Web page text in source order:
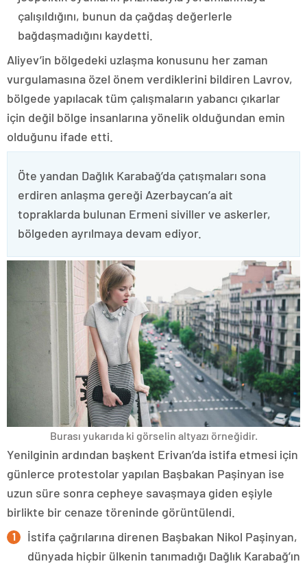
çalışıldığını, bunun da çağdaş değerlerle
bağdaşmadığını kaydetti.
Aliyev’in bölgedeki uzlaşma konusunu her zaman
vurgulamasına özel önem verdiklerini bildiren Lavrov,
bölgede yapılacak tüm çalışmaların yabancı çıkarlar
için değil bölge insanlarına yönelik olduğundan emin
olduğunu ifade etti.
Öte yandan Dağlık Karabağ’da çatışmaları sona
erdiren anlaşma gereği Azerbaycan’a ait
topraklarda bulunan Ermeni siviller ve askerler,
bölgeden ayrılmaya devam ediyor.
Burası yukarıda ki görselin altyazı örneğidir.
Yenilginin ardından başkent Erivan’da istifa etmesi için
günlerce protestolar yapılan Başbakan Paşinyan ise
uzun süre sonra cepheye savaşmaya giden eşiyle
birlikte bir cenaze töreninde görüntülendi.
İstifa çağrılarına direnen Başbakan Nikol Paşinyan,
dünyada hiçbir ülkenin tanımadığı Dağlık Karabağ’ın